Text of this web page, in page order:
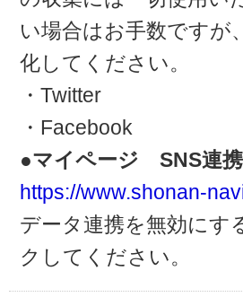
い場合はお手数ですが
化してください。
・Twitter
・Facebook
●マイページ SNS連
https://www.shonan-
データ連携を無効にす
クしてください。